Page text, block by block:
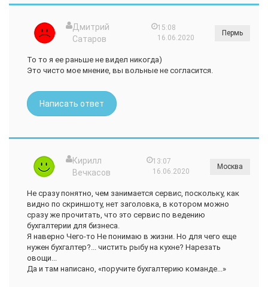
Дмитрий
Сатаров
15:08
16.06.2020
Пермь
То то я ее раньше не видел никогда)
Это чисто мое мнение, вы вольные не согласится.
Написать ответ
Кирилл
Вечкасов
13:07
16.06.2020
Москва
Не сразу понятно, чем занимается сервис, поскольку, как
видно по скриншоту, нет заголовка, в котором можно
сразу же прочитать, что это сервис по ведению
бухгалтерии для бизнеса.
Я наверно Чего-то Не понимаю в жизни. Но для чего еще
нужен бухгалтер?... чистить рыбу на кухне? Нарезать
овощи...
Да и там написано, «поручите бухгалтерию команде...»